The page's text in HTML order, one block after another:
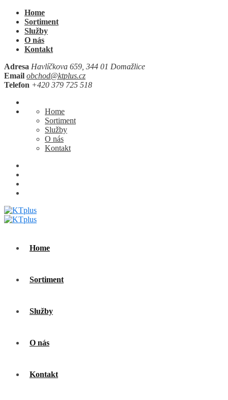
Home
Sortiment
Služby
O nás
Kontakt
Adresa Havlíčkova 659, 344 01 Domažlice
Email obchod@ktplus.cz
Telefon +420 379 725 518
Home
Sortiment
Služby
O nás
Kontakt
Home
Sortiment
Služby
O nás
Kontakt